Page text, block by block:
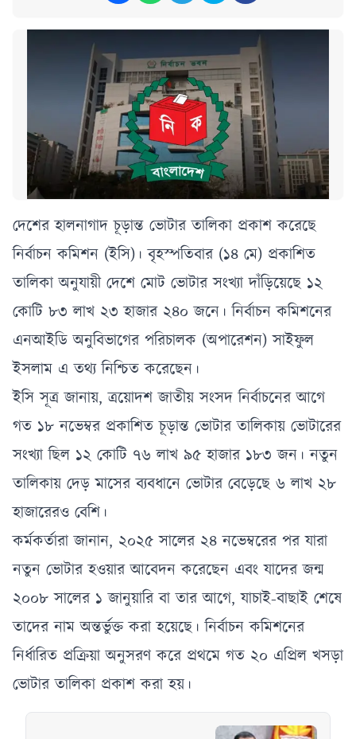
দেশের হালনাগাদ চূড়ান্ত ভোটার তালিকা প্রকাশ করেছে
নির্বাচন কমিশন (ইসি)। বৃহস্পতিবার (১৪ মে) প্রকাশিত
তালিকা অনুযায়ী দেশে মোট ভোটার সংখ্যা দাঁড়িয়েছে ১২
কোটি ৮৩ লাখ ২৩ হাজার ২৪০ জনে। নির্বাচন কমিশনের
এনআইডি অনুবিভাগের পরিচালক (অপারেশন) সাইফুল
ইসলাম এ তথ্য নিশ্চিত করেছেন।
ইসি সূত্র জানায়, ত্রয়োদশ জাতীয় সংসদ নির্বাচনের আগে
গত ১৮ নভেম্বর প্রকাশিত চূড়ান্ত ভোটার তালিকায় ভোটারের
সংখ্যা ছিল ১২ কোটি ৭৬ লাখ ৯৫ হাজার ১৮৩ জন। নতুন
তালিকায় দেড় মাসের ব্যবধানে ভোটার বেড়েছে ৬ লাখ ২৮
হাজারেরও বেশি।
কর্মকর্তারা জানান, ২০২৫ সালের ২৪ নভেম্বরের পর যারা
নতুন ভোটার হওয়ার আবেদন করেছেন এবং যাদের জন্ম
২০০৮ সালের ১ জানুয়ারি বা তার আগে, যাচাই-বাছাই শেষে
তাদের নাম অন্তর্ভুক্ত করা হয়েছে। নির্বাচন কমিশনের
নির্ধারিত প্রক্রিয়া অনুসরণ করে প্রথমে গত ২০ এপ্রিল খসড়া
ভোটার তালিকা প্রকাশ করা হয়।